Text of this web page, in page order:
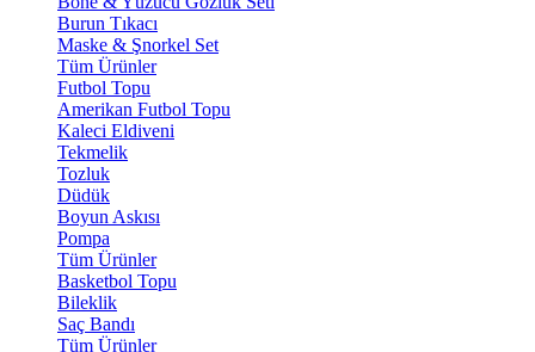
Burun Tıkacı
Maske & Şnorkel Set
Tüm Ürünler
Futbol Topu
Amerikan Futbol Topu
Kaleci Eldiveni
Tekmelik
Tozluk
Düdük
Boyun Askısı
Pompa
Tüm Ürünler
Basketbol Topu
Bileklik
Saç Bandı
Tüm Ürünler